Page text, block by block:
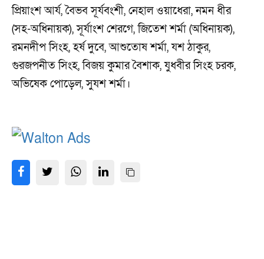
প্রিয়াংশ আর্য, বৈভব সূর্যবংশী, নেহাল ওয়াধেরা, নমন ধীর
(সহ-অধিনায়ক), সূর্যাংশ শেরগে, জিতেশ শর্মা (অধিনায়ক),
রমনদীপ সিংহ, হর্ষ দুবে, আশুতোষ শর্মা, যশ ঠাকুর,
গুরজপনীত সিংহ, বিজয় কুমার বৈশাক, যুধবীর সিংহ চরক,
অভিষেক পোড়েল, সুযশ শর্মা।